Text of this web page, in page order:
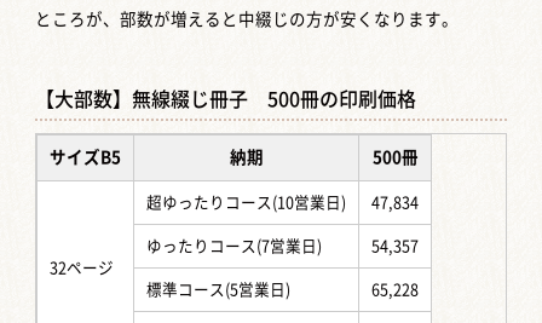
ところが、部数が増えると中綴じの方が安くなります。
【大部数】無線綴じ冊子 500冊の印刷価格
サイズB5 納期 500冊
32ページ
超ゆったりコース(10営業日) 47,834
ゆったりコース(7営業日) 54,357
標準コース(5営業日) 65,228